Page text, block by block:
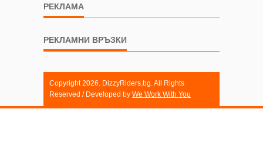
РЕКЛАМА
РЕКЛАМНИ ВРЪЗКИ
Copyright 2026. DizzyRiders.bg. All Rights
Reserved / Developed by We Work With You